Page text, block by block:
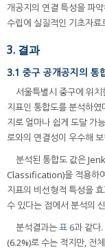
개공지의 연결 특성을 파
수립에 실질적인 기초자료
3. 결과
3.1 중구 공개공지의 통
서울특별시 중구에 위
지표인 통합도를 분석하
지로 얼마나 쉽게 도달 가
로와의 연결성이 우수해
분석된 통합도 값은
Classification)을 적용하
지표의 비선형적 특성을
수 있다는 점에서 분석의
분석결과는표 6과 같다.
(6.2%)로 수는 적지만, 전